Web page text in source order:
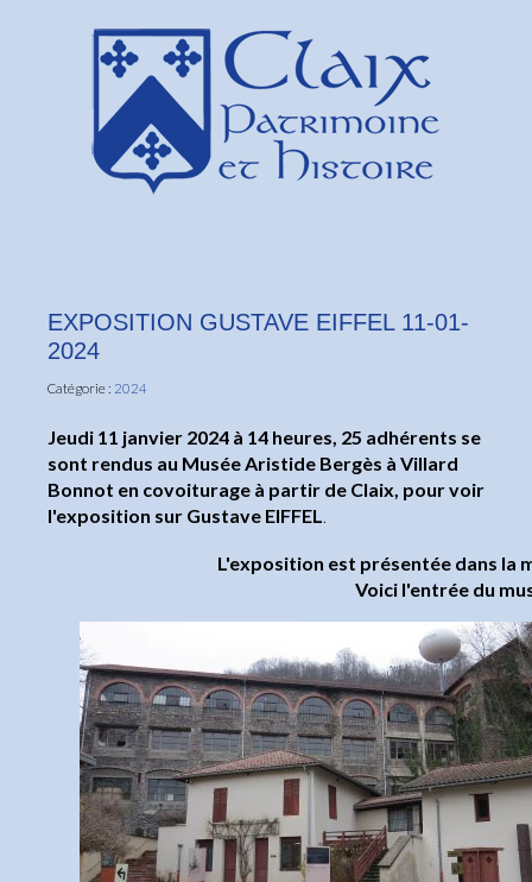
EXPOSITION GUSTAVE EIFFEL 11-01-
2024
Catégorie : 2024
Jeudi 11 janvier 2024 à 14 heures, 25 adhérents se
sont rendus au Musée Aristide Bergès à Villard
Bonnot en covoiturage à partir de Claix, pour voir
l'exposition sur Gustave EIFFEL.
L'exposition est présentée dans la
Voici l'entrée du